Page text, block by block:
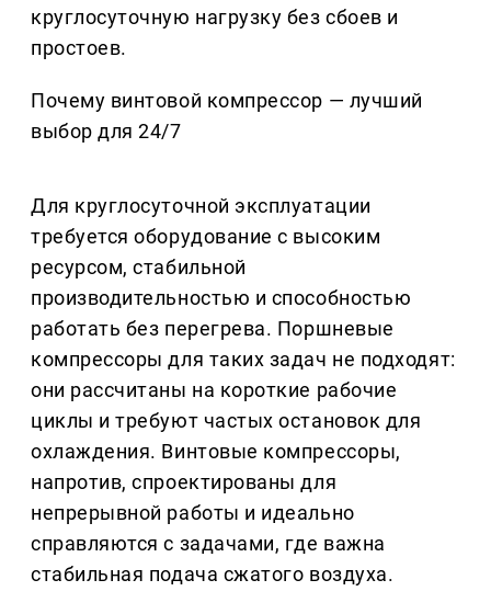
круглосуточную нагрузку без сбоев и
простоев.
Почему винтовой компрессор — лучший
выбор для 24/7
Для круглосуточной эксплуатации
требуется оборудование с высоким
ресурсом, стабильной
производительностью и способностью
работать без перегрева. Поршневые
компрессоры для таких задач не подходят:
они рассчитаны на короткие рабочие
циклы и требуют частых остановок для
охлаждения. Винтовые компрессоры,
напротив, спроектированы для
непрерывной работы и идеально
справляются с задачами, где важна
стабильная подача сжатого воздуха.